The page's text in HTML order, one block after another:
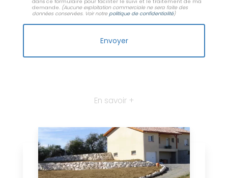
dans ce formulaire pour faciliter le suivi et le traitement de ma
demande. (Aucune exploitation commerciale ne sera faite des
données conservées. Voir notrepolitique de confidentialité)
En savoir +